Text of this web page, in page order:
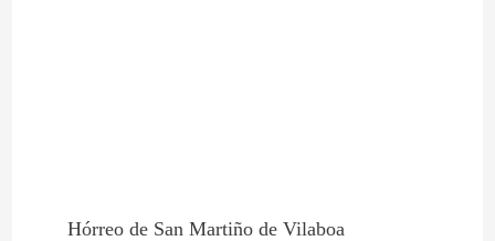
Hórreo de San Martiño de Vilaboa